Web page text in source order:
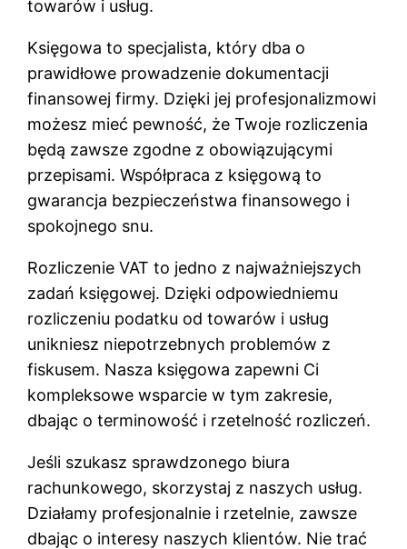
towarów i usług.
Księgowa to specjalista, który dba o
prawidłowe prowadzenie dokumentacji
finansowej firmy. Dzięki jej profesjonalizmowi
możesz mieć pewność, że Twoje rozliczenia
będą zawsze zgodne z obowiązującymi
przepisami. Współpraca z księgową to
gwarancja bezpieczeństwa finansowego i
spokojnego snu.
Rozliczenie VAT to jedno z najważniejszych
zadań księgowej. Dzięki odpowiedniemu
rozliczeniu podatku od towarów i usług
unikniesz niepotrzebnych problemów z
fiskusem. Nasza księgowa zapewni Ci
kompleksowe wsparcie w tym zakresie,
dbając o terminowość i rzetelność rozliczeń.
Jeśli szukasz sprawdzonego biura
rachunkowego, skorzystaj z naszych usług.
Działamy profesjonalnie i rzetelnie, zawsze
dbając o interesy naszych klientów. Nie trać